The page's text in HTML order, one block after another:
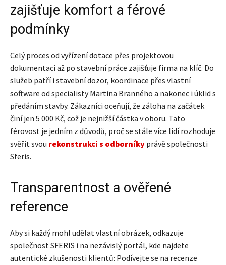
zajišťuje komfort a férové
podmínky
Celý proces od vyřízení dotace přes projektovou
dokumentaci až po stavební práce zajišťuje firma na klíč. Do
služeb patří i stavební dozor, koordinace přes vlastní
software od specialisty Martina Branného a nakonec i úklid s
předáním stavby. Zákazníci oceňují, že záloha na začátek
činí jen 5 000 Kč, což je nejnižší částka v oboru. Tato
férovost je jedním z důvodů, proč se stále více lidí rozhoduje
svěřit svou rekonstrukci s odborníky právě společnosti
Sferis.
Transparentnost a ověřené
reference
Aby si každý mohl udělat vlastní obrázek, odkazuje
společnost SFERIS i na nezávislý portál, kde najdete
autentické zkušenosti klientů: Podívejte se na recenze